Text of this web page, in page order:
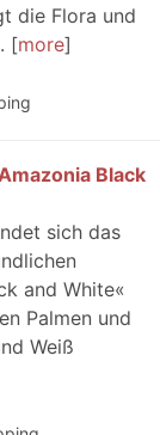
die Flora und
more
Black
sich das
and White«
Palmen und
Weiß